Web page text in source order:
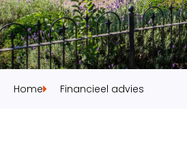
Home Financieel advies